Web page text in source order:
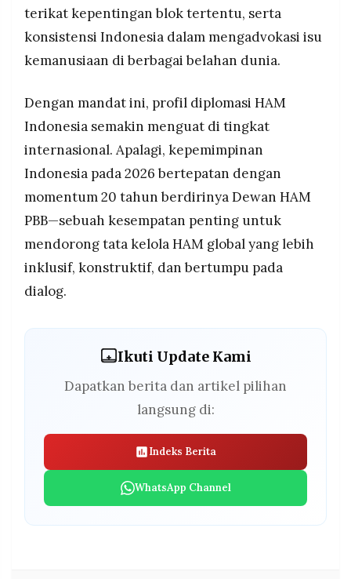
terikat kepentingan blok tertentu, serta
konsistensi Indonesia dalam mengadvokasi isu
kemanusiaan di berbagai belahan dunia.
Dengan mandat ini, profil diplomasi HAM
Indonesia semakin menguat di tingkat
internasional. Apalagi, kepemimpinan
Indonesia pada 2026 bertepatan dengan
momentum 20 tahun berdirinya Dewan HAM
PBB—sebuah kesempatan penting untuk
mendorong tata kelola HAM global yang lebih
inklusif, konstruktif, dan bertumpu pada
dialog.
Ikuti Update Kami
Dapatkan berita dan artikel pilihan
langsung di:
Indeks Berita
WhatsApp Channel